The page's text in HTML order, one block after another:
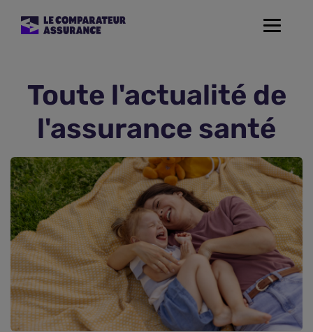
Toggle
Mutuelle Santé
Assurance Habitation
Assurance de prêt
Prévoyance
Assurance Animaux
Toute l'actualité de
l'assurance santé